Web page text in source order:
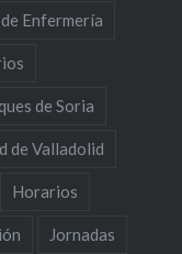
Enfermería
de Soria
de Valladolid
Horarios
Jornadas